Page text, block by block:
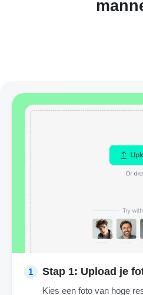
1 Stap 1: Upload je
Kies een foto van hoge